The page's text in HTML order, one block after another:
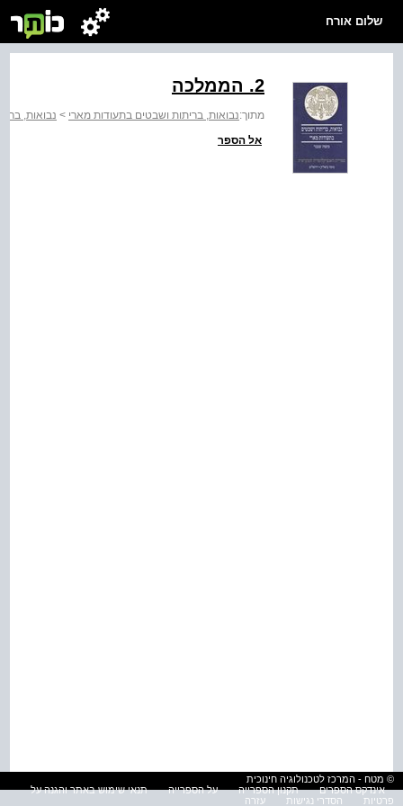
שלום אורח
2. הממלכה
מתוך:נבואות, בריתות ושבטים בתעודות מארי > נבואות,
אל הספר
© מטח - המרכז לטכנולוגיה חינוכית
אינדקס הספרים
תקנון הספרייה על הספרייה
תנאי שימוש באתר והגנה על
פרטיות
הסדרי נגישות עזרה